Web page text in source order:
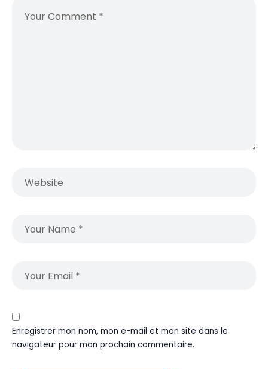
Enregistrer mon nom, mon e-mail et mon site dans le
navigateur pour mon prochain commentaire.